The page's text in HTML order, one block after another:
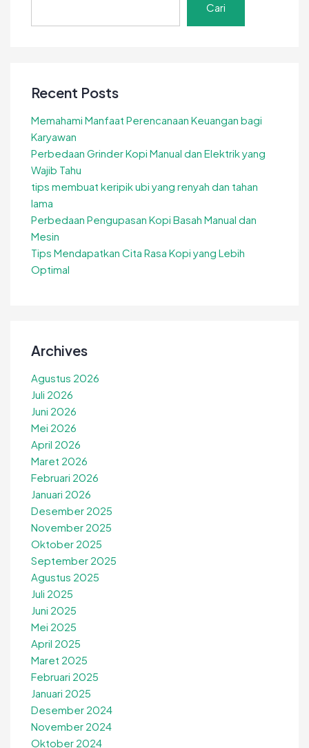
Cari
Recent Posts
Memahami Manfaat Perencanaan Keuangan bagi
Karyawan
Perbedaan Grinder Kopi Manual dan Elektrik yang
Wajib Tahu
tips membuat keripik ubi yang renyah dan tahan
lama
Perbedaan Pengupasan Kopi Basah Manual dan
Mesin
Tips Mendapatkan Cita Rasa Kopi yang Lebih
Optimal
Archives
Agustus 2026
Juli 2026
Juni 2026
Mei 2026
April 2026
Maret 2026
Februari 2026
Januari 2026
Desember 2025
November 2025
Oktober 2025
September 2025
Agustus 2025
Juli 2025
Juni 2025
Mei 2025
April 2025
Maret 2025
Februari 2025
Januari 2025
Desember 2024
November 2024
Oktober 2024